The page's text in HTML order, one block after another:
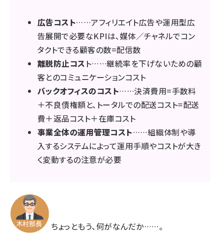
広告コスト……アフィリエイト広告や運用型広
告展開で必要なKPIは、媒体／チャネルでコン
タクトできる顧客の数=配信数
離脱防止コス ト……継続率を下げないための顧
客とのコミュニケーションコスト
バックオフィスのコスト……決済費用=手数料
＋不良債権額と、トータルでの配送コスト=配送
費＋返品コスト＋在庫コスト
事業全体の運用管理コスト……組織体制や導
入するシステムによって運用手順やコストが大き
く変動するの注意が必要
ちょっともう、何がなんだか……。